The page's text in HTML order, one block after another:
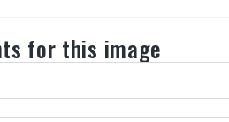
for this image